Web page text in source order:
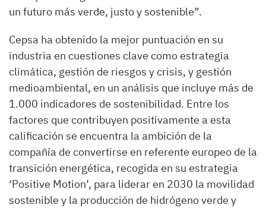
un futuro más verde, justo y sostenible”.
Cepsa ha obtenido la mejor puntuación en su
industria en cuestiones clave como estrategia
climática, gestión de riesgos y crisis, y gestión
medioambiental, en un análisis que incluye más de
1.000 indicadores de sostenibilidad. Entre los
factores que contribuyen positivamente a esta
calificación se encuentra la ambición de la
compañía de convertirse en referente europeo de la
transición energética, recogida en su estrategia
‘Positive Motion’, para liderar en 2030 la movilidad
sostenible y la producción de hidrógeno verde y